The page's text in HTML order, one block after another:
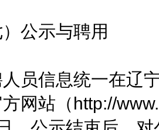
示与聘用
信息统一在辽宁
网站（http://